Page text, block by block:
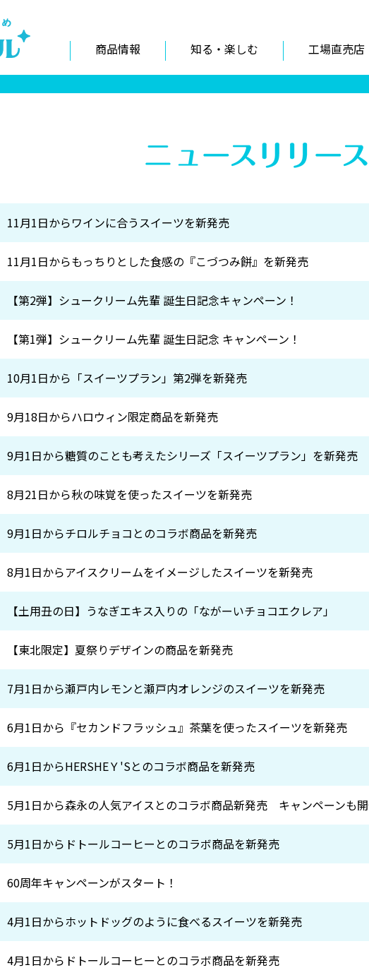
商品情報 知る・楽しむ 工場直売店
11月1日からワインに合うスイーツを新発売
11月1日からもっちりとした食感の『こづつみ餅』を新発売
【第2弾】シュークリーム先輩 誕生日記念キャンペーン！
【第1弾】シュークリーム先輩 誕生日記念 キャンペーン！
10月1日から「スイーツプラン」第2弾を新発売
9月18日からハロウィン限定商品を新発売
9月1日から糖質のことも考えたシリーズ「スイーツプラン」を新発売
8月21日から秋の味覚を使ったスイーツを新発売
9月1日からチロルチョコとのコラボ商品を新発売
8月1日からアイスクリームをイメージしたスイーツを新発売
【土用丑の日】うなぎエキス入りの「ながーいチョコエクレア」
【東北限定】夏祭りデザインの商品を新発売
7月1日から瀬戸内レモンと瀬戸内オレンジのスイーツを新発売
6月1日から『セカンドフラッシュ』茶葉を使ったスイーツを新発売
6月1日からHERSHEＹ'Sとのコラボ商品を新発売
5月1日から森永の人気アイスとのコラボ商品新発売 キャンペーンも
5月1日からドトールコーヒーとのコラボ商品を新発売
60周年キャンペーンがスタート！
4月1日からホットドッグのように食べるスイーツを新発売
4月1日からドトールコーヒーとのコラボ商品を新発売